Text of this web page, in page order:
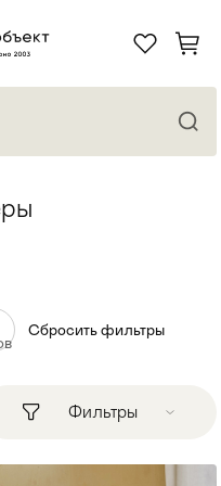
Сбросить фильтры
Фильтры